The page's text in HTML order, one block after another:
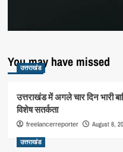
You may have missed
उत्तराखंड
उत्तराखंड में अगले चार दिन भारी
विशेष सतर्कता
freelancerreporter August 8,
उत्तराखंड